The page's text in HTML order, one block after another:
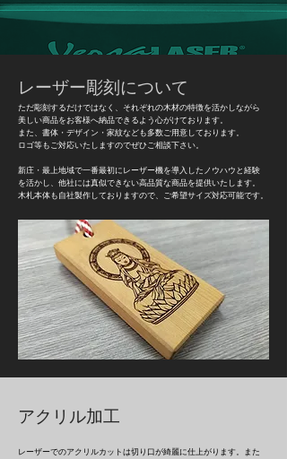
レーザー彫刻について
ただ彫刻するだけではなく、それぞれの木材の特徴を活かしながら
美しい商品をお客様へ納品できるよう心がけております。
また、書体・デザイン・家紋なども多数ご用意しております。
ロゴ等もご対応いたしますのでぜひご相談下さい。
新庄・最上地域で一番最初にレーザー機を導入したノウハウと経験
を活かし、他社には真似できない高品質な商品を提供いたします。
木札本体も自社製作しておりますので、ご希望サイズ対応可能です。
アクリル加工
レーザーでのアクリルカットは切り口が綺麗に仕上がります。また